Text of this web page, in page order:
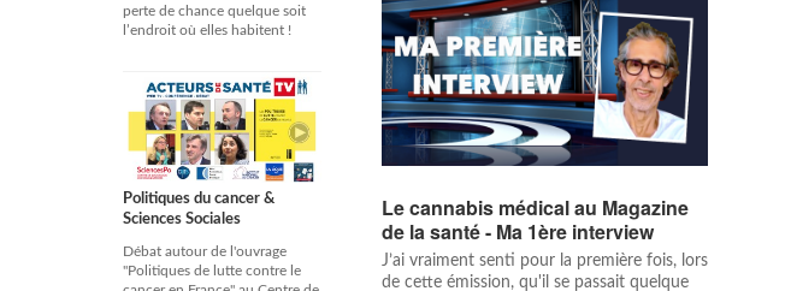
perte de chance quelque soit
l’endroit où elles habitent !
Politiques du cancer &
Sciences Sociales
Débat autour de l'ouvrage
"Politiques de lutte contre le
Le cannabis médical au Magazine
de la santé - Ma 1ère interview
J’ai vraiment senti pour la première fois, lors
de cette émission, qu'il se passait quelque